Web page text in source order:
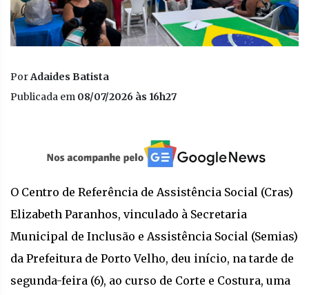
PorAdaides Batista
Publicada em 08/07/2026 às 16h27
O Centro de Referência de Assistência Social (Cras)
Elizabeth Paranhos, vinculado à Secretaria
Municipal de Inclusão e Assistência Social (Semias)
da Prefeitura de Porto Velho, deu início, na tarde de
segunda-feira (6), ao curso de Corte e Costura, uma